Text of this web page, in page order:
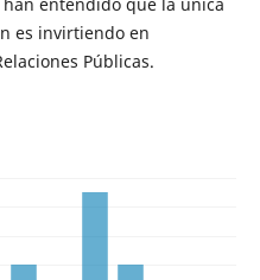
es invirtiendo en
Públicas.